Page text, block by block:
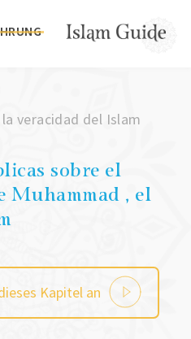
veracidad del Islam
sobre el
Muhammad , el
Kapitel an